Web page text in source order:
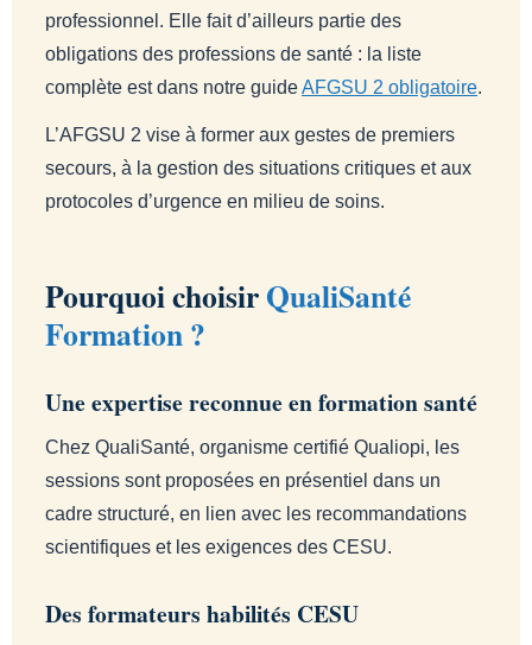
professionnel. Elle fait d’ailleurs partie des
obligations des professions de santé : la liste
complète est dans notre guideAFGSU 2 obligatoire.
L’AFGSU 2 vise à former aux gestes de premiers
secours, à la gestion des situations critiques et aux
protocoles d’urgence en milieu de soins.
Pourquoi choisirQualiSanté
Formation ?
Une expertise reconnue en formation santé
Chez QualiSanté, organisme certifié Qualiopi, les
sessions sont proposées en présentiel dans un
cadre structuré, en lien avec les recommandations
scientifiques et les exigences des CESU.
Des formateurs habilités CESU